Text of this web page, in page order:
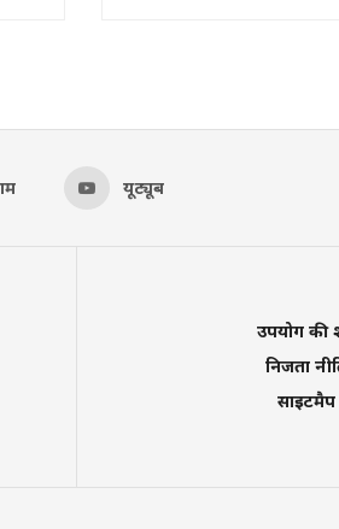
यूट्यूब
उपयोग की
निजता
साइटमैप